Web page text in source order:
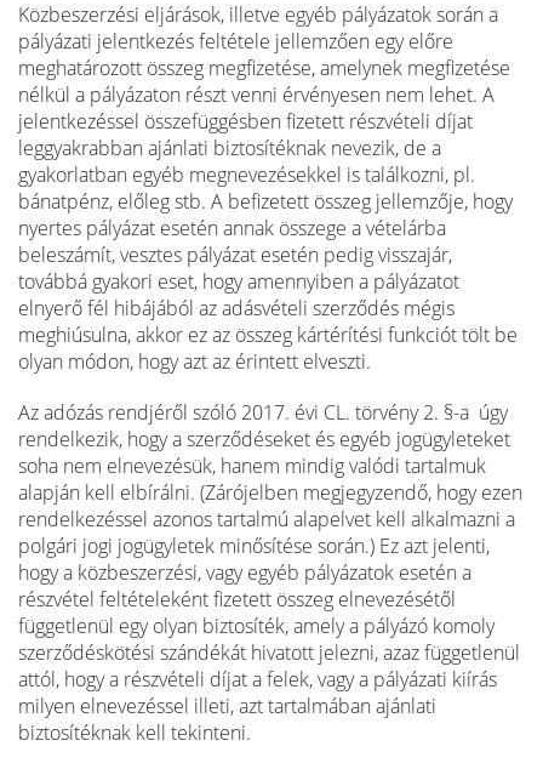
Közbeszerzési eljárások, illetve egyéb pályázatok során a
pályázati jelentkezés feltétele jellemzően egy előre
meghatározott összeg megfizetése, amelynek megfizetése
nélkül a pályázaton részt venni érvényesen nem lehet. A
jelentkezéssel összefüggésben fizetett részvételi díjat
leggyakrabban ajánlati biztosítéknak nevezik, de a
gyakorlatban egyéb megnevezésekkel is találkozni, pl.
bánatpénz, előleg stb. A befizetett összeg jellemzője, hogy
nyertes pályázat esetén annak összege a vételárba
beleszámít, vesztes pályázat esetén pedig visszajár,
továbbá gyakori eset, hogy amennyiben a pályázatot
elnyerő fél hibájából az adásvételi szerződés mégis
meghiúsulna, akkor ez az összeg kártérítési funkciót tölt be
olyan módon, hogy azt az érintett elveszti.
Az adózás rendjéről szóló 2017. évi CL. törvény 2. §-a úgy
rendelkezik, hogy a szerződéseket és egyéb jogügyleteket
soha nem elnevezésük, hanem mindig valódi tartalmuk
alapján kell elbírálni. (Zárójelben megjegyzendő, hogy ezen
rendelkezéssel azonos tartalmú alapelvet kell alkalmazni a
polgári jogi jogügyletek minősítése során.) Ez azt jelenti,
hogy a közbeszerzési, vagy egyéb pályázatok esetén a
részvétel feltételeként fizetett összeg elnevezésétől
függetlenül egy olyan biztosíték, amely a pályázó komoly
szerződéskötési szándékát hivatott jelezni, azaz függetlenül
attól, hogy a részvételi díjat a felek, vagy a pályázati kiírás
milyen elnevezéssel illeti, azt tartalmában ajánlati
biztosítéknak kell tekinteni.